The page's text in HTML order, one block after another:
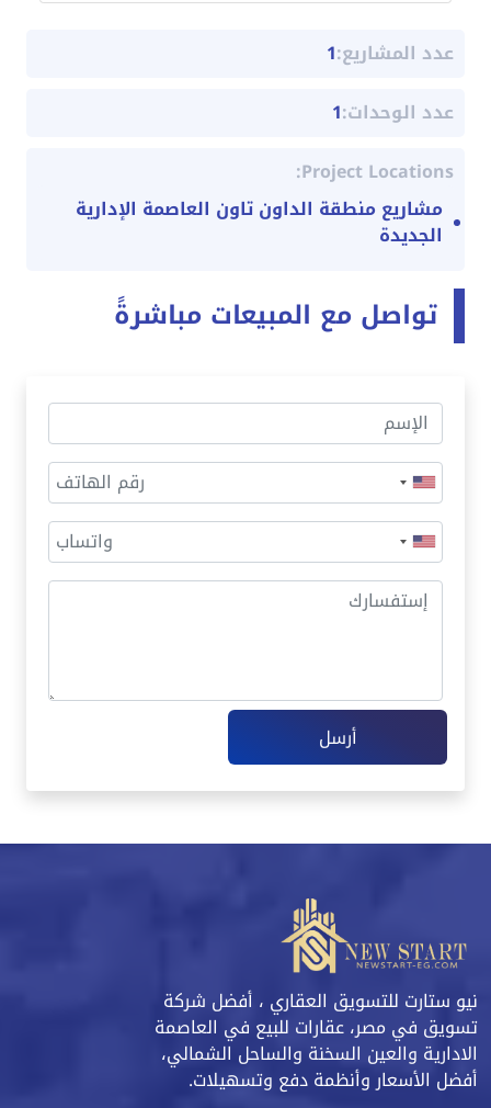
عدد المشاريع:1
عدد الوحدات:1
Project Locations:
مشاريع منطقة الداون تاون العاصمة الإدارية
الجديدة
تواصل مع المبيعات مباشرةً
أرسل
نيو ستارت للتسويق العقاري ، أفضل شركة
تسويق في مصر، عقارات للبيع في العاصمة
الادارية والعين السخنة والساحل الشمالي،
أفضل الأسعار وأنظمة دفع وتسهيلات.